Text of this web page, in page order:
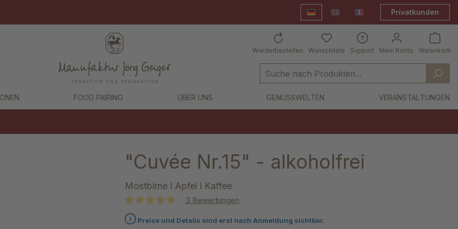
Deutsch Frankreich Shop
Privatkunden
Wiederbestellen Mein Konto
Wunschliste Support Warenkorb
FOOD PAIRING ÜBER UNS GENUSSWELTEN VERANSTALTUNGEN
"Cuvée Nr.15" - alkoholfrei
Mostbirne l Apfel l Kaffee
Durchschnittliche Bewertung von 5 von 5 Sternen
3 Bewertungen
Preise und Details sind erst nach Anmeldung sichtbar.